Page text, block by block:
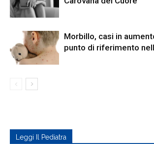
Morbillo, casi in
punto di riferimento
Leggi Il Pediatra